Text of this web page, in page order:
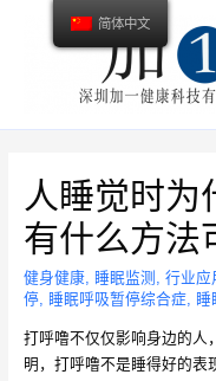
人睡觉时为
有什么方法
健身健康, 睡眠监测 行业应
停, 睡眠呼吸暂停综合症, 睡
打呼噜不仅仅影响身边的人
明，打呼噜不是睡得好的表
简体中文